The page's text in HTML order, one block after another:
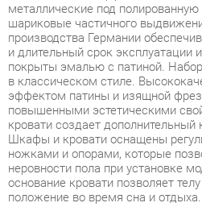
в классическом стиле.
эффектом патины и изящной
повышенными эстетическими
кровати создает дополнительный
Шкафы и кровати оснащены
ножками и опорами, которые
неровности пола при установке
основание кровати позволяет телу
положение во время сна и отдыха.
легкость. Элегантная простота
коллекции Марлен представляют
построения современного,
интерьера комнаты. Благодаря
конструкциях светлых тонов,